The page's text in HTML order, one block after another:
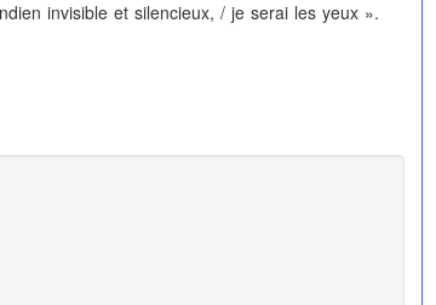
invisible et silencieux, / je serai les yeux ».